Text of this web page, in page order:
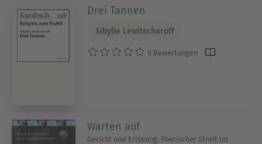
Drei Tannen
Sibylle Lewitscharoff
0 Bewertungen
Warten auf
Gericht und Erlösung: Poetischer Streit im